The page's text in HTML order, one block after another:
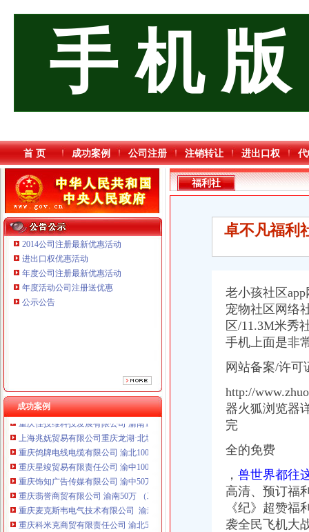
手 机 版
首 页 成功案例 公司注册 注销转让 进出口权
2014公司注册最新优惠活动
进出口权优惠活动
年度公司注册最新优惠活动
年度活动公司注册送优惠
公示公告
成功案例
重庆鸽牌电线电缆有限公司 渝北10010万 (进出口权)
重庆星竣贸易有限责任公司 渝中100万 （进出口权）
重庆饰知广告传媒有限公司 渝中50万 （工商注册）
重庆嘉天琪科技有限公司 渝北30万 （工商注册）
重庆凯誉网络通信技术工程有限公司 渝中300万 （工商变更）
重庆佳技维科技发展有限公司 渝南100万 （进出口权）
上海兆妩贸易有限公司重庆龙湖·北城天街分公司 （工商注册）
重庆鸽牌电线电缆有限公司 渝北10010万 (进出口权)
重庆星竣贸易有限责任公司 渝中100万 （进出口权）
重庆饰知广告传媒有限公司 渝中50万 （工商注册）
重庆翡誉商贸有限公司 渝南50万 （工商注册）
重庆麦克斯韦电气技术有限公司 渝新 （工商注册）
重庆科米克商贸有限责任公司 渝北50万 （工商注册）
重庆欧氏科技发展有限公司 渝九50万 （进出口权）
福利社
卓不凡福利
老小孩社区
宠物社区网络
区/11.3M米秀
手机上面是非
网站备案/许可
http://
器火狐浏览器
完
全的免费
， 兽世界都往
高清、预订福
《纪》超赞
袭全民飞机大